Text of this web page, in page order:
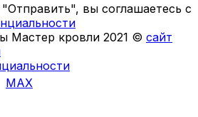
вы соглашаетесь с
Мастер кровли 2021 © сайт
MAX